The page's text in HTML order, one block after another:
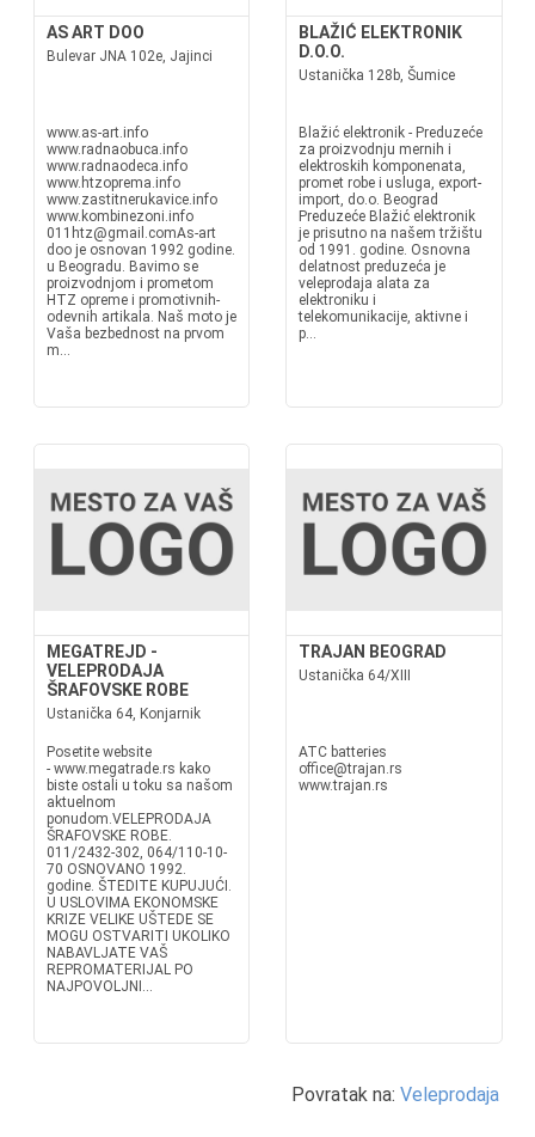
AS ART DOO
Bulevar JNA 102e, Jajinci
www.as-art.info
www.radnaobuca.info
www.radnaodeca.info
www.htzoprema.info
www.zastitnerukavice.info
www.kombinezoni.info
011htz@gmail.comAs-art
doo je osnovan 1992 godine.
u Beogradu. Bavimo se
proizvodnjom i prometom
HTZ opreme i promotivnih-
odevnih artikala. Naš moto je
Vaša bezbednost na prvom
m...
BLAŽIĆ ELEKTRONIK
D.O.O.
Ustanička 128b, Šumice
Blažić elektronik - Preduzeće
za proizvodnju mernih i
elektroskih komponenata,
promet robe i usluga, export-
import, do.o. Beograd
Preduzeće Blažić elektronik
je prisutno na našem tržištu
od 1991. godine. Osnovna
delatnost preduzeća je
veleprodaja alata za
elektroniku i
telekomunikacije, aktivne i
p...
MEGATREJD -
VELEPRODAJA
ŠRAFOVSKE ROBE
Ustanička 64, Konjarnik
Posetite website
- www.megatrade.rs kako
biste ostali u toku sa našom
aktuelnom
ponudom.VELEPRODAJA
ŠRAFOVSKE ROBE.
011/2432-302, 064/110-10-
70 OSNOVANO 1992.
godine. ŠTEDITE KUPUJUĆI.
U USLOVIMA EKONOMSKE
KRIZE VELIKE UŠTEDE SE
MOGU OSTVARITI UKOLIKO
NABAVLJATE VAŠ
REPROMATERIJAL PO
NAJPOVOLJNI...
TRAJAN BEOGRAD
Ustanička 64/XIII
ATC batteries
office@trajan.rs
www.trajan.rs
Povratak na: Veleprodaja